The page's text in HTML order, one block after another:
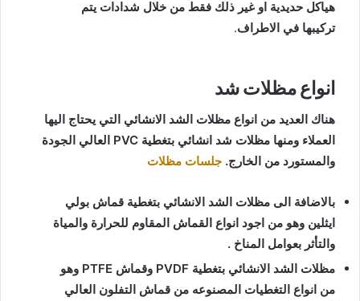
هياكل حديدية او غير ذلك فقط من خلال شدادات يتم
تركيبها في الاطراف.
انواع مظلات شد
هناك العديد من انواع مظلات الشد الانشائي التي يحتاج اليها
العملاء ومنها مظلات شد انشائي بتغطية PVC العالي الجودة
والمستورد من الخارج. جلسات مظلات
بالاضافة الى مظلات الشد الانشائي بتغطية قماش بولي
ايثلين وهو من اجود انواع القماش المقاوم للحرارة والمياة
والتأثر بعوامل المناخ .
مظلات الشد الانشائي بتغطية PVDF وقماش PTFE وهو
من انواع التغطيات المصنوعه من قماش التفلون العالي